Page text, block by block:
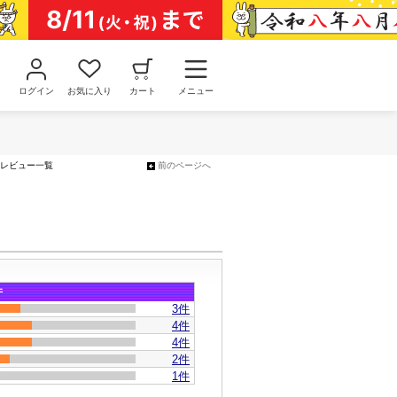
ログイン お気に入り カート メニュー
ビュー一覧 前のページへ
3件
4件
4件
2件
1件